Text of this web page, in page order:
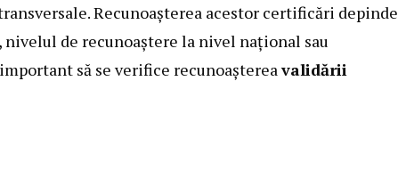
Recunoașterea acestor certificări depinde
de recunoaștere la nivel național sau
să se verifice recunoaștereavalidării